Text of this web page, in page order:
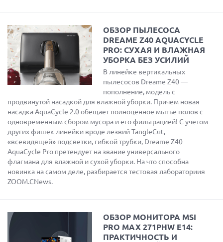
ОБЗОР ПЫЛЕСОСА
DREAME Z40 AQUACYCLE
PRO: СУХАЯ И ВЛАЖНАЯ
УБОРКА БЕЗ УСИЛИЙ
В линейке вертикальных
пылесосов Dreame Z40 —
пополнение, модель с
продвинутой насадкой для влажной уборки. Причем новая
насадка AquaCycle 2.0 обещает полноценное мытье полов с
одновременным сбором мусора и его фильтрацией! С учетом
других фишек линейки вроде лезвий TangleCut,
«всевидящей» подсветки, гибкой трубки, Dreame Z40
AquaCycle Pro претендует на звание универсального
флагмана для влажной и сухой уборки. На что способна
новинка на самом деле, разбирается тестовая лабораториия
ZOOM.CNews.
ОБЗОР МОНИТОРА MSI
PRO MAX 271PHW E14:
ПРАКТИЧНОСТЬ И